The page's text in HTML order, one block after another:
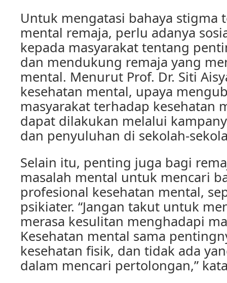
Untuk mengatasi bahaya stigma
mental remaja, perlu adanya
kepada masyarakat tentang
dan mendukung remaja yang
mental. Menurut Prof. Dr. Siti
kesehatan mental, upaya
masyarakat terhadap kesehatan
dapat dilakukan melalui
dan penyuluhan di sekolah-
Selain itu, penting juga bagi
masalah mental untuk mencari
profesional kesehatan mental,
psikiater. “Jangan takut untuk
merasa kesulitan menghadapi
Kesehatan mental sama
kesehatan fisik, dan tidak ada
dalam mencari pertolongan,”